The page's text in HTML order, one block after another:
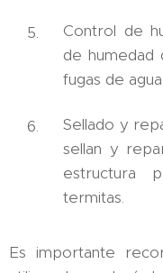
Control de
de humedad
fugas de
Sellado y
sellan y
estructura
termitas.
Es importante